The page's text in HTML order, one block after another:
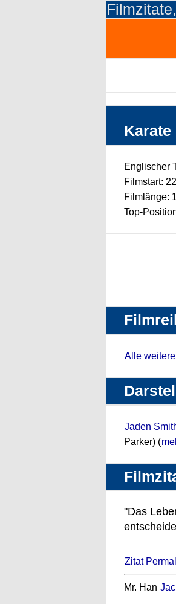
Karate
Englischer
Filmstart:
Filmlänge:
Top-
Alle
Jaden
Parker) (
"Das
Zitat
Mr. Han